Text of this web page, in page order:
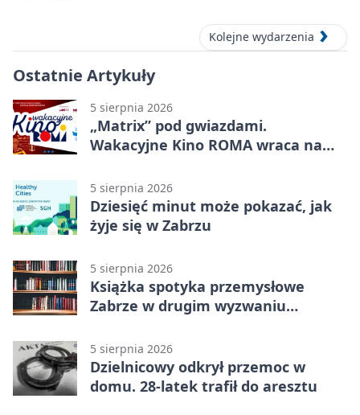
Kolejne wydarzenia
Ostatnie Artykuły
5 sierpnia 2026
„Matrix” pod gwiazdami.
Wakacyjne Kino ROMA wraca na
5 sierpnia 2026
Dziesięć minut może pokazać, jak
żyje się w Zabrzu
5 sierpnia 2026
Książka spotyka przemysłowe
Zabrze w drugim wyzwaniu
5 sierpnia 2026
Dzielnicowy odkrył przemoc w
domu. 28-latek trafił do aresztu